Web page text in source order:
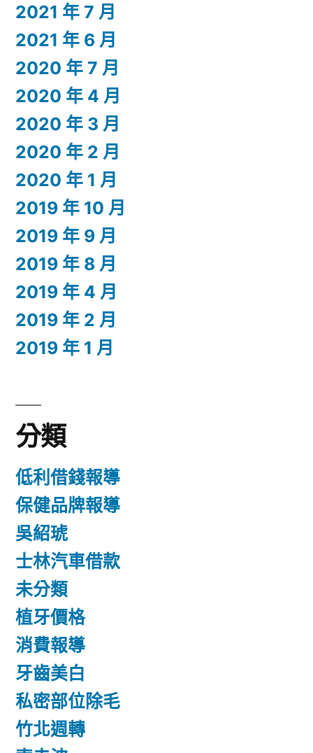
2021 年 7 月
2021 年 6 月
2020 年 7 月
2020 年 4 月
2020 年 3 月
2020 年 2 月
2020 年 1 月
2019 年 10 月
2019 年 9 月
2019 年 8 月
2019 年 4 月
2019 年 2 月
2019 年 1 月
分類
低利借錢報導
保健品牌報導
吳紹琥
士林汽車借款
未分類
植牙價格
消費報導
牙齒美白
私密部位除毛
竹北週轉